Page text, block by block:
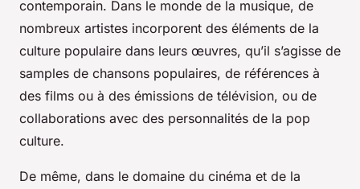
contemporain. Dans le monde de la musique, de
nombreux artistes incorporent des éléments de la
culture populaire dans leurs œuvres, qu’il s’agisse de
samples de chansons populaires, de références à
des films ou à des émissions de télévision, ou de
collaborations avec des personnalités de la pop
culture.
De même, dans le domaine du cinéma et de la